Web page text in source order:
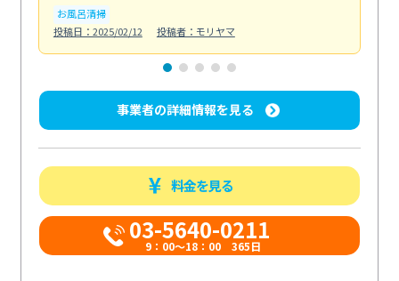
お風呂清掃
投稿日：2025/02/12
投稿者：モリヤマ
事業者の詳細情報を見る
料金を見る
03-5640-0211
9：00～18：00 365日